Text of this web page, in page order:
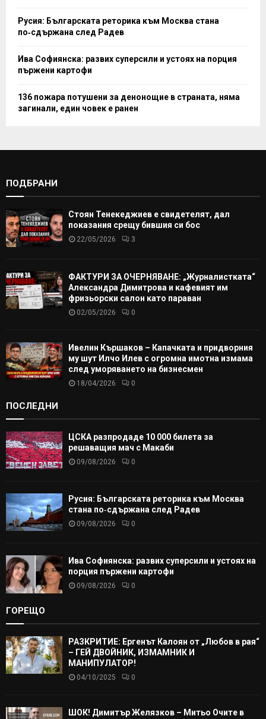
Русия: Българската реторика към Москва стана
по‑сдържана след Радев
Ива Софиянска: развих суперсили и устоях на порция
пържени картофи
136 пожара потушени за денонощие в страната, няма
загинали, един човек е ранен
ПОДБРАНИ
Стоян Тенекеджиев е свидетелят, дал
показания срещу бившия си бос
22/05/2026 3
ФАКТУРИ ЗА ОЧЕРНЯВАНЕ: „Журналистката“
Александра Димитрова и кафевият им
фризьорски салон като параван
02/05/2026 0
Ивелин Кършаков – Капачката и придворния
му шут Илчо Илев с огромна имотна измама
след уморяването на бизнесмен
18/04/2026 0
ПОСЛЕДНИ
ЦСКА разпродаде 10 000 билета за
решаващия мач с Макаби
09/08/2026 0
Русия: Българската реторика към Москва
стана по‑сдържана след Радев
09/08/2026 0
Ива Софиянска: развих суперсили и устоях на
порция пържени картофи
09/08/2026 0
ГОРЕЩО
РАЗКРИТИЕ: Ергенът Калоян от „Любов в рая“
– ГЕЙ ДВОЙНИК, ИЗМАМНИК И
МАНИПУЛАТОР!
04/10/2025 0
ШОК! Димитър Желязков – Митьо Очите в